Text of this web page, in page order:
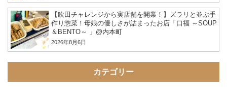
【吹田チャレンジから実店舗を開業！】ズラリと並ぶ手
作り惣菜！母娘の優しさが詰まったお店「口福 ～SOUP
＆BENTO～ 」@内本町
2026年8月6日
カテゴリー